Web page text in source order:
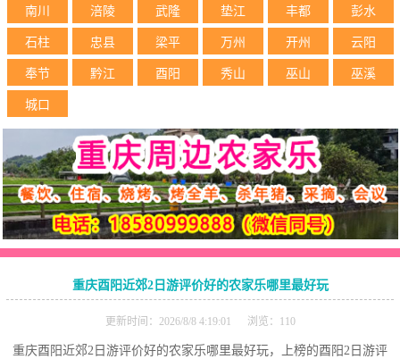
南川 涪陵 武隆 垫江 丰都 彭水
石柱 忠县 梁平 万州 开州 云阳
奉节 黔江 酉阳 秀山 巫山 巫溪
城口
重庆酉阳近郊2日游评价好的农家乐哪里最好玩
更新时间：2026/8/8 4:19:01 浏览：110
重庆酉阳近郊2日游评价好的农家乐哪里最好玩，上榜的酉阳2日游评